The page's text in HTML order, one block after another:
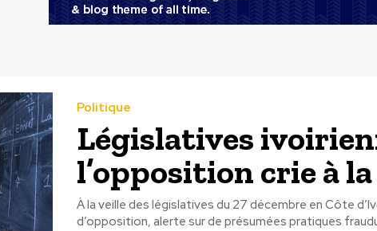
Politique
Législatives
l’opposition crie à
À la veille des législatives du 27 décembre en Côte
d’opposition, alerte sur de présumées pratiques